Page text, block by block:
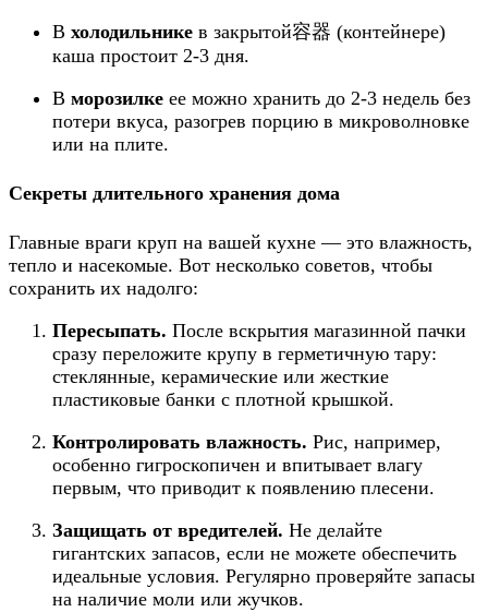
В холодильнике в закрытой容器 (контейнере)
каша простоит 2-3 дня.
В морозилке ее можно хранить до 2-3 недель без
потери вкуса, разогрев порцию в микроволновке
или на плите.
Секреты длительного хранения дома
Главные враги круп на вашей кухне — это влажность,
тепло и насекомые. Вот несколько советов, чтобы
сохранить их надолго:
Пересыпать. После вскрытия магазинной пачки
сразу переложите крупу в герметичную тару:
стеклянные, керамические или жесткие
пластиковые банки с плотной крышкой.
Контролировать влажность. Рис, например,
особенно гигроскопичен и впитывает влагу
первым, что приводит к появлению плесени.
Защищать от вредителей. Не делайте
гигантских запасов, если не можете обеспечить
идеальные условия. Регулярно проверяйте запасы
на наличие моли или жучков.